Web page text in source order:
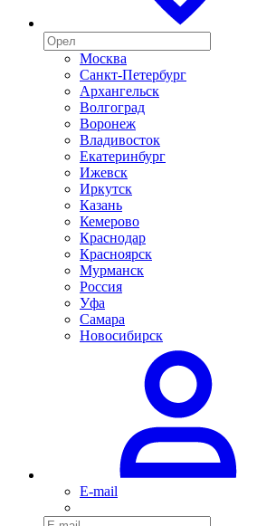
Москва
Санкт-Петербург
Архангельск
Волгоград
Воронеж
Владивосток
Екатеринбург
Ижевск
Иркутск
Казань
Кемерово
Краснодар
Красноярск
Мурманск
Россия
Уфа
Самара
Новосибирск
E-mail